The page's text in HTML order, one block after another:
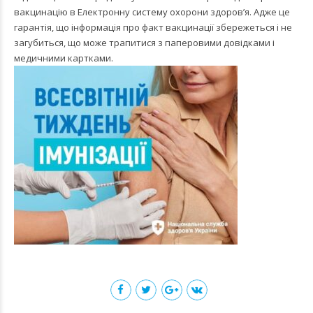
вакцинацію в Електронну систему охорони здоров’я. Адже це
гарантія, що інформація про факт вакцинації збережеться і не
загубиться, що може трапитися з паперовими довідками і
медичними картками.